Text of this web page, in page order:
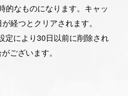
的なものになります。キャッ
経つとクリアされます。
定により30日以前に削除され
ございます。